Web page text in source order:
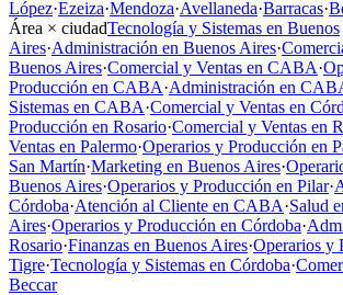
López·Ezeiza·Mendoza·Avellaneda·Barracas·
Área × ciudadTecnología y Sistemas en Buenos
Aires·Administración en Buenos Aires·
Buenos Aires·Comercial y Ventas en CABA·
Producción en CABA·Administración en
Sistemas en CABA·Comercial y Ventas en
Producción en Rosario·Comercial y Ventas en
Ventas en Palermo·Operarios y Producción en
San Martín·Marketing en Buenos Aires·
Buenos Aires·Operarios y Producción en Pilar·
Córdoba·Atención al Cliente en CABA·Salud
Aires·Operarios y Producción en Córdoba·
Rosario·Finanzas en Buenos Aires·Operarios y
Tigre·Tecnología y Sistemas en Córdoba·
Beccar